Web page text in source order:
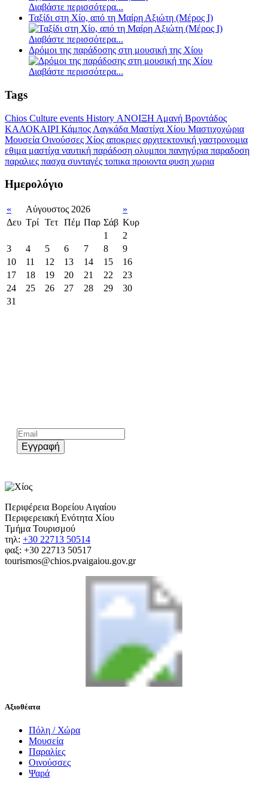
Διαβάστε περισσότερα...
Ταξίδι στη Χίο, από τη Μαίρη Αξιώτη (Μέρος Ι)
Διαβάστε περισσότερα...
Δρόμοι της παράδοσης στη μουσική της Χίου
Διαβάστε περισσότερα...
Tags
Chios Culture events History ΑΝΟΙΞΗ Αμανή Βροντάδος
ΚΑΛΟΚΑΙΡΙ Κάμπος Λαγκάδα Μαστίχα Χίου Μαστιχοχώρια
Μουσεία Οινούσσες Χίος αποκριες αρχιτεκτονική γαστρονομια
εθιμα μαστίχα ναυτική παράδοση ολυμποι πανηγύρια παραδοση
παραλιες πασχα συνταγές τοπικα προιοντα φυση χωρια
Ημερολόγιο
« Αύγουστος 2026
»
Δευ Τρί Τετ Πέμ Παρ Σάβ Κυρ
1
2
3
4 5 6 7 8
9
10
11 12 13 14 15
16
17
18 19 20 21 22
23
24
25 26 27 28 29
30
31
Εγγραφή
Περιφέρεια Βορείου Αιγαίου
Περιφερειακή Ενότητα Χίου
Τμήμα Τουρισμού
τηλ: +30 22713 50514
φαξ: +30 22713 50517
tourismos@chios.pvaigaiou.gov.gr
Αξιοθέατα
Πόλη / Χώρα
Μουσεία
Παραλίες
Οινούσσες
Ψαρά